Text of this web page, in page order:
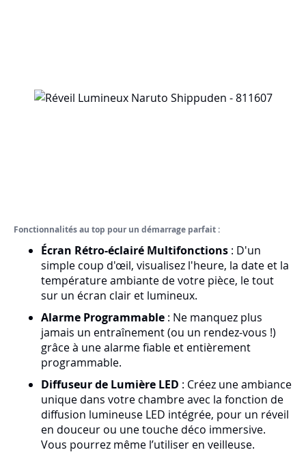
Fonctionnalités au top pour un démarrage parfait :
Écran Rétro-éclairé Multifonctions : D'un
simple coup d'œil, visualisez l'heure, la date et la
température ambiante de votre pièce, le tout
sur un écran clair et lumineux.
Alarme Programmable : Ne manquez plus
jamais un entraînement (ou un rendez-vous !)
grâce à une alarme fiable et entièrement
programmable.
Diffuseur de Lumière LED : Créez une ambiance
unique dans votre chambre avec la fonction de
diffusion lumineuse LED intégrée, pour un réveil
en douceur ou une touche déco immersive.
Vous pourrez même l’utiliser en veilleuse.